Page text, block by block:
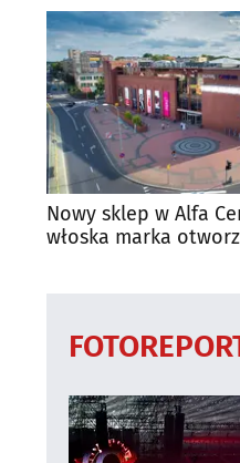
Nowy sklep w Alfa
włoska marka